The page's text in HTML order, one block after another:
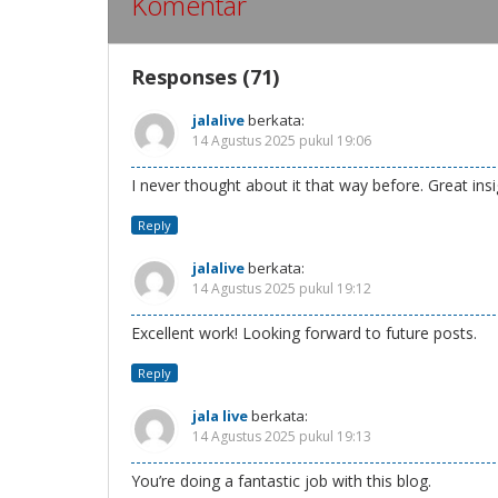
Responses (71)
jalaliveberkata:
14 Agustus 2025 pukul 19:06
I never thought about it that way before. Great
Reply
jalaliveberkata:
14 Agustus 2025 pukul 19:12
Excellent work! Looking forward to future posts.
Reply
jala liveberkata:
14 Agustus 2025 pukul 19:13
You’re doing a fantastic job with this blog.